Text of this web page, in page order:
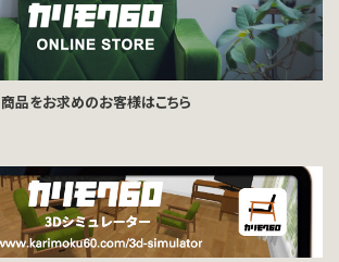
商品をお求めのお客様はこちら